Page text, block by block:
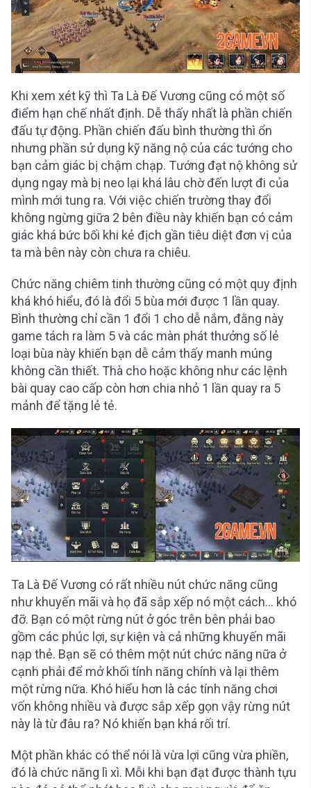
Khi xem xét kỹ thì Ta Là Đế Vương cũng có một số
điểm hạn chế nhất định. Dễ thấy nhất là phần chiến
đấu tự động. Phần chiến đấu bình thường thì ổn
nhưng phần sử dụng kỹ năng nộ của các tướng cho
bạn cảm giác bị chậm chạp. Tướng đạt nộ không sử
dụng ngay mà bị neo lại khá lâu chờ đến lượt đi của
mình mới tung ra. Với việc chiến trường thay đổi
không ngừng giữa 2 bên điều này khiến bạn có cảm
giác khá bức bối khi kẻ địch gần tiêu diệt đơn vị của
ta mà bên này còn chưa ra chiêu.
Chức năng chiêm tinh thường cũng có một quy định
khá khó hiểu, đó là đổi 5 bùa mới được 1 lần quay.
Bình thường chỉ cần 1 đổi 1 cho dễ nắm, đằng này
game tách ra làm 5 và các màn phát thưởng số lẻ
loại bùa này khiến bạn dễ cảm thấy manh múng
không cần thiết. Thà cho hoặc không như các lệnh
bài quay cao cấp còn hơn chia nhỏ 1 lần quay ra 5
mảnh để tặng lẻ tẻ.
Ta Là Đế Vương có rất nhiều nút chức năng cũng
như khuyến mãi và họ đã sắp xếp nó một cách… khó
đỡ. Bạn có một rừng nút ở góc trên bên phải bao
gồm các phúc lợi, sự kiện và cả những khuyến mãi
nạp thẻ. Bạn sẽ có thêm một nút chức năng nữa ở
cạnh phải để mở khối tính năng chính và lại thêm
một rừng nữa. Khó hiểu hơn là các tính năng chơi
vốn không nhiều và được sắp xếp gọn vậy rừng nút
này là từ đâu ra? Nó khiến bạn khá rối trí.
Một phần khác có thể nói là vừa lợi cũng vừa phiền,
đó là chức năng lì xì. Mỗi khi bạn đạt được thành tựu